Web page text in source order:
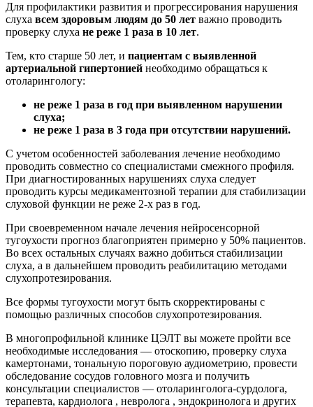
Для профилактики развития и прогрессирования нарушения
слуха всем здоровым людям до 50 лет важно проводить
проверку слуха не реже 1 раза в 10 лет.
Тем, кто старше 50 лет, и пациентам с выявленной
артериальной гипертонией необходимо обращаться к
отоларингологу:
не реже 1 раза в год при выявленном нарушении
слуха;
не реже 1 раза в 3 года при отсутствии нарушений.
С учетом особенностей заболевания лечение необходимо
проводить совместно со специалистами смежного профиля.
При диагностированных нарушениях слуха следует
проводить курсы медикаментозной терапии для стабилизации
слуховой функции не реже 2-х раз в год.
При своевременном начале лечения нейросенсорной
тугоухости прогноз благоприятен примерно у 50% пациентов.
Во всех остальных случаях важно добиться стабилизации
слуха, а в дальнейшем проводить реабилитацию методами
слухопротезирования.
Все формы тугоухости могут быть скорректированы с
помощью различных способов слухопротезирования.
В многопрофильной клинике ЦЭЛТ вы можете пройти все
необходимые исследования — отоскопию, проверку слуха
камертонами, тональную пороговую аудиометрию, провести
обследование сосудов головного мозга и получить
консультации специалистов — отоларинголога-сурдолога,
терапевта, кардиолога , невролога , эндокринолога и других